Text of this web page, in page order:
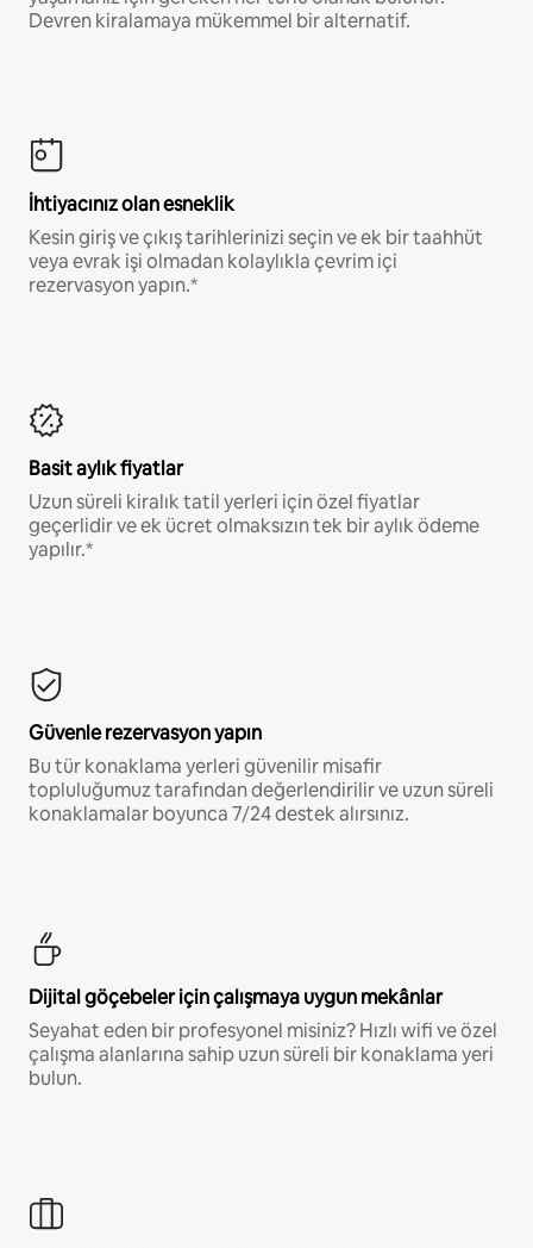
Devren kiralamaya mükemmel bir alternatif.
İhtiyacınız olan esneklik
Kesin giriş ve çıkış tarihlerinizi seçin ve ek bir taahhüt
veya evrak işi olmadan kolaylıkla çevrim içi
rezervasyon yapın.*
Basit aylık fiyatlar
Uzun süreli kiralık tatil yerleri için özel fiyatlar
geçerlidir ve ek ücret olmaksızın tek bir aylık ödeme
yapılır.*
Güvenle rezervasyon yapın
Bu tür konaklama yerleri güvenilir misafir
topluluğumuz tarafından değerlendirilir ve uzun süreli
konaklamalar boyunca 7/24 destek alırsınız.
Dijital göçebeler için çalışmaya uygun mekânlar
Seyahat eden bir profesyonel misiniz? Hızlı wifi ve özel
çalışma alanlarına sahip uzun süreli bir konaklama yeri
bulun.